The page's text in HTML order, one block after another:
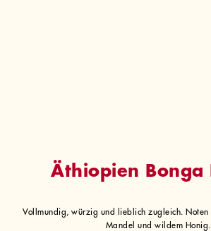
Äthiopien Bonga
Vollmundig, würzig und lieblich zugleich. Noten
Mandel und wildem Honig.